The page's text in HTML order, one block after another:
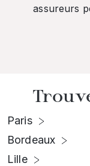
assureurs
Paris
Bordeaux
Lille